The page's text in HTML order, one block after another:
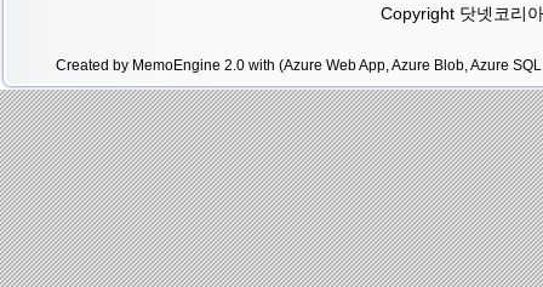
Copyright 닷넷코리
Created by MemoEngine 2.0 with (Azure Web App, Azure Blob, Azure